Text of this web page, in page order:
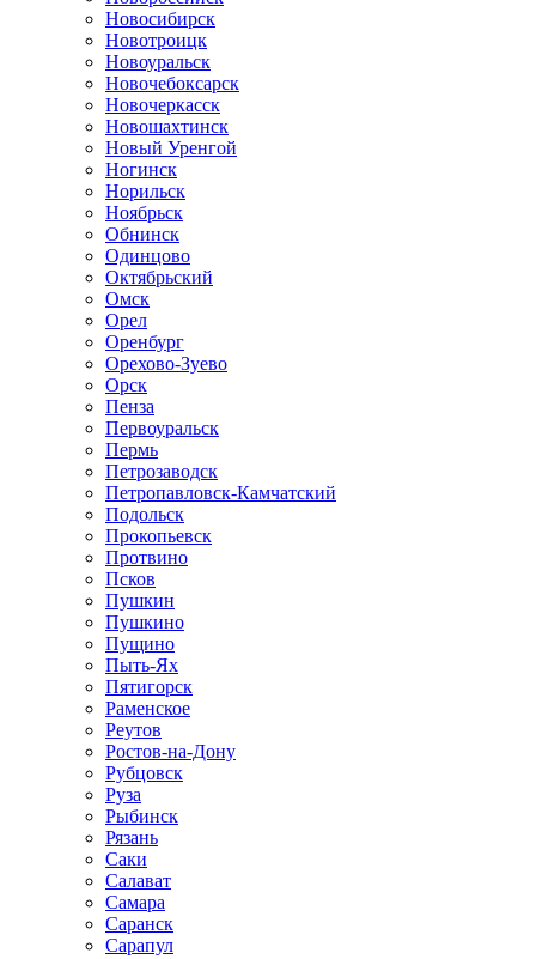
Новосибирск
Новотроицк
Новоуральск
Новочебоксарск
Новочеркасск
Новошахтинск
Новый Уренгой
Ногинск
Норильск
Ноябрьск
Обнинск
Одинцово
Октябрьский
Омск
Орел
Оренбург
Орехово-Зуево
Орск
Пенза
Первоуральск
Пермь
Петрозаводск
Петропавловск-Камчатский
Подольск
Прокопьевск
Протвино
Псков
Пушкин
Пушкино
Пущино
Пыть-Ях
Пятигорск
Раменское
Реутов
Ростов-на-Дону
Рубцовск
Руза
Рыбинск
Рязань
Саки
Салават
Самара
Саранск
Сарапул